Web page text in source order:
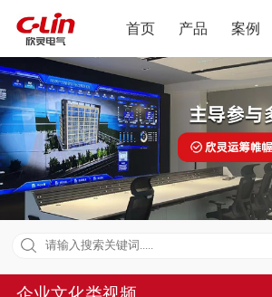
首页 产品 案例